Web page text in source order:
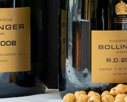
あり、送付手数料のみを
AdvancedTime』をお楽し
ましょう！